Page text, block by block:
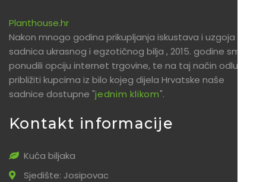
Planthouse.hr
Nakon mnogo godina prikupljanja iskustava i uzgoja
sadnica ukrasnog i egzotičnog bilja , 2015. godine smo
ponudili opciju internet trgovine, te na taj način odlučili
približiti kupcima iz bilo kojeg dijela Hrvatske naše
sadnice dostupne "jednim klikom".
Kontakt informacije
Kuća biljaka
Sjedište: Josipovac